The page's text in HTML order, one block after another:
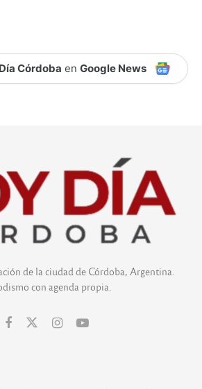
Córdoba en Google News
de la ciudad de Córdoba, Argentina.
con agenda propia.